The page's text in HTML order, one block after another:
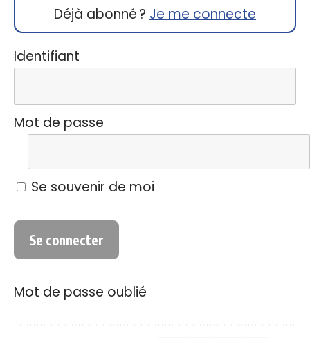
Déjà abonné ? Je me connecte
Identifiant
Mot de passe
Se souvenir de moi
Mot de passe oublié